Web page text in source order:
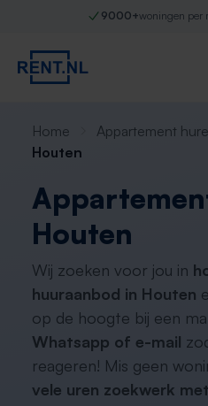
9000+woningen per
Home Appartement
Houten
Houten
Wij zoeken voor jou in
huuraanbod in Houten
op de hoogte bij een
Whatsapp of e-mail
reageren! Mis geen
vele uren zoekwerk